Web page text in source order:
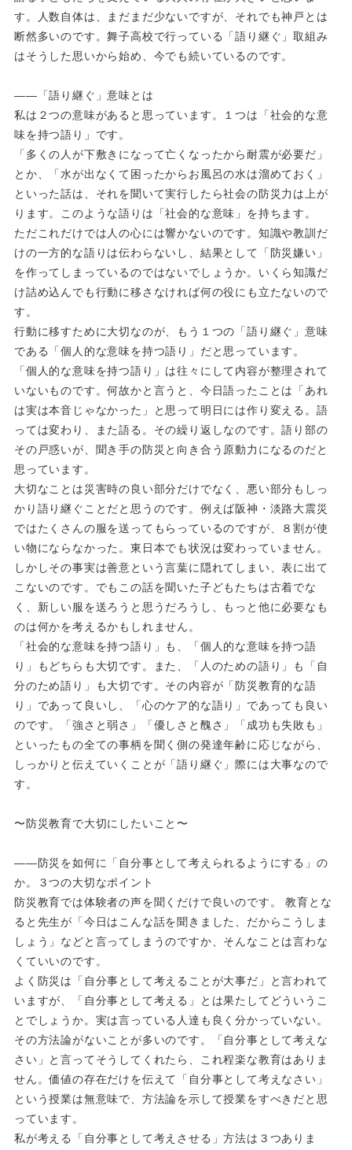
す。人数自体は、まだまだ少ないですが、それでも神戸とは
断然多いのです。舞子高校で行っている「語り継ぐ」取組み
はそうした思いから始め、今でも続いているのです。
――「語り継ぐ」意味とは
私は２つの意味があると思っています。１つは「社会的な意
味を持つ語り」です。
「多くの人が下敷きになって亡くなったから耐震が必要だ」
とか、「水が出なくて困ったからお風呂の水は溜めておく」
といった話は、それを聞いて実行したら社会の防災力は上が
ります。このような語りは「社会的な意味」を持ちます。
ただこれだけでは人の心には響かないのです。知識や教訓だ
けの一方的な語りは伝わらないし、結果として「防災嫌い」
を作ってしまっているのではないでしょうか。いくら知識だ
け詰め込んでも行動に移さなければ何の役にも立たないので
す。
行動に移すために大切なのが、もう１つの「語り継ぐ」意味
である「個人的な意味を持つ語り」だと思っています。
「個人的な意味を持つ語り」は往々にして内容が整理されて
いないものです。何故かと言うと、今日語ったことは「あれ
は実は本音じゃなかった」と思って明日には作り変える。語
っては変わり、また語る。その繰り返しなのです。語り部の
その戸惑いが、聞き手の防災と向き合う原動力になるのだと
思っています。
大切なことは災害時の良い部分だけでなく、悪い部分もしっ
かり語り継ぐことだと思うのです。例えば阪神・淡路大震災
ではたくさんの服を送ってもらっているのですが、８割が使
い物にならなかった。東日本でも状況は変わっていません。
しかしその事実は善意という言葉に隠れてしまい、表に出て
こないのです。でもこの話を聞いた子どもたちは古着でな
く、新しい服を送ろうと思うだろうし、もっと他に必要なも
のは何かを考えるかもしれません。
「社会的な意味を持つ語り」も、「個人的な意味を持つ語
り」もどちらも大切です。また、「人のための語り」も「自
分のため語り」も大切です。その内容が「防災教育的な語
り」であって良いし、「心のケア的な語り」であっても良い
のです。「強さと弱さ」「優しさと醜さ」「成功も失敗も」
といったもの全ての事柄を聞く側の発達年齢に応じながら、
しっかりと伝えていくことが「語り継ぐ」際には大事なので
す。
〜防災教育で大切にしたいこと〜
――防災を如何に「自分事として考えられるようにする」の
か。３つの大切なポイント
防災教育では体験者の声を聞くだけで良いのです。 教育とな
ると先生が「今日はこんな話を聞きました、だからこうしま
しょう」などと言ってしまうのですか、そんなことは言わな
くていいのです。
よく防災は「自分事として考えることが大事だ」と言われて
いますが、「自分事として考える」とは果たしてどういうこ
とでしょうか。実は言っている人達も良く分かっていない。
その方法論がないことが多いのです。「自分事として考えな
さい」と言ってそうしてくれたら、これ程楽な教育はありま
せん。価値の存在だけを伝えて「自分事として考えなさい」
という授業は無意味で、方法論を示して授業をすべきだと思
っています。
私が考える「自分事として考えさせる」方法は３つありま